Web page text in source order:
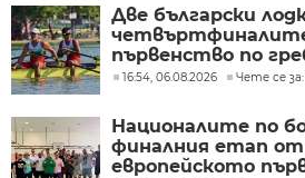
Две български
първенство по
16:54, 06.08.2026 Чете се
Националите по
финалния етап
европейското